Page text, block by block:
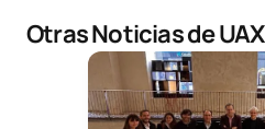
Otras Noticias de UAX